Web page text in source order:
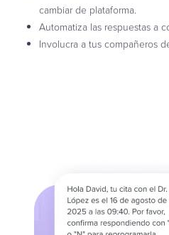
cambiar de plataforma.
Automatiza las respuestas a
Involucra a tus compañeros